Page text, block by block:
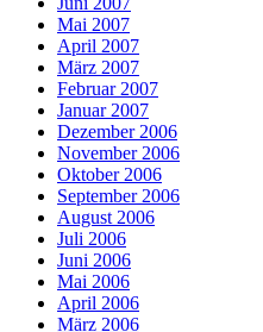
Mai 2007
April 2007
März 2007
Februar 2007
Januar 2007
Dezember 2006
November 2006
Oktober 2006
September 2006
August 2006
Juli 2006
Juni 2006
Mai 2006
April 2006
März 2006